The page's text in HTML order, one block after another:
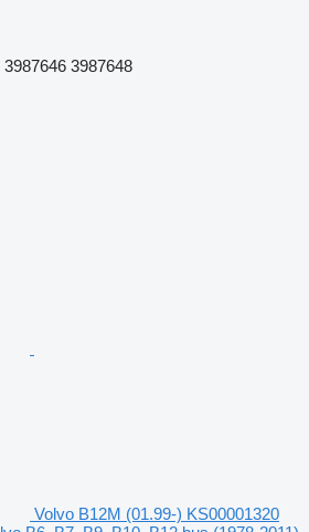
3987648
Volvo B12M (01.99-) KS00001320